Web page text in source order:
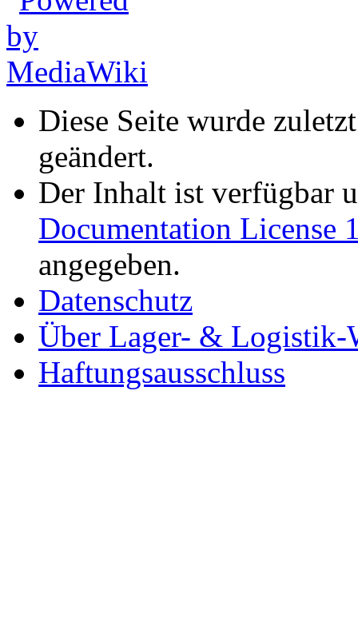
Diese Seite wurde
geändert.
Der Inhalt ist verfügbar
Documentation License
angegeben.
Datenschutz
Über Lager- &
Haftungsausschluss